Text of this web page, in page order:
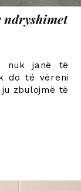
ndryshimet
nuk janë të
do të vëreni
zbulojmë të